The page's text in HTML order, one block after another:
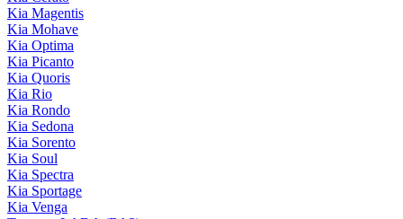
Kia Magentis
Kia Mohave
Kia Optima
Kia Picanto
Kia Quoris
Kia Rio
Kia Rondo
Kia Sedona
Kia Sorento
Kia Soul
Kia Spectra
Kia Sportage
Kia Venga